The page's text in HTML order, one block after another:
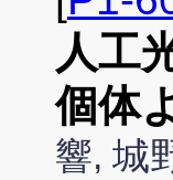
人工
個体
響, 城